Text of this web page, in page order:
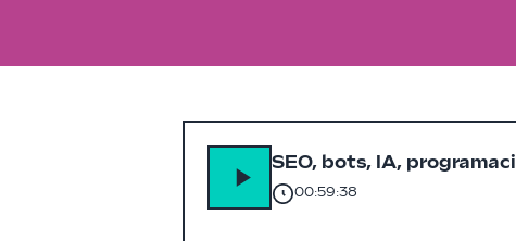
SEO, bots, IA,
00:59:38